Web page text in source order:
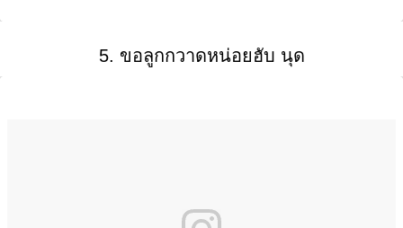
5. ขอลูกกวาดหน่อยฮับ นุด